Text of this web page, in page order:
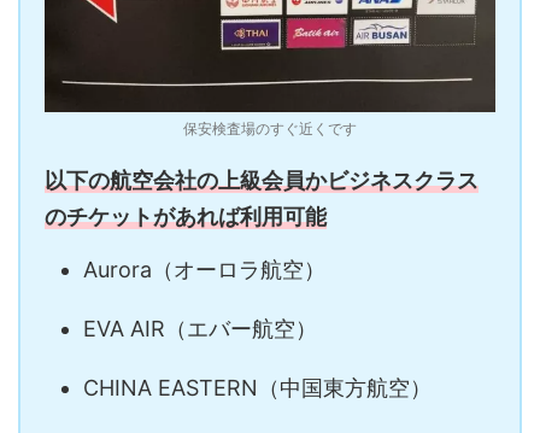
保安検査場のすぐ近くです
以下の航空会社の上級会員かビジネスクラス
のチケットがあれば利用可能
Aurora（オーロラ航空）
EVA AIR（エバー航空）
CHINA EASTERN（中国東方航空）